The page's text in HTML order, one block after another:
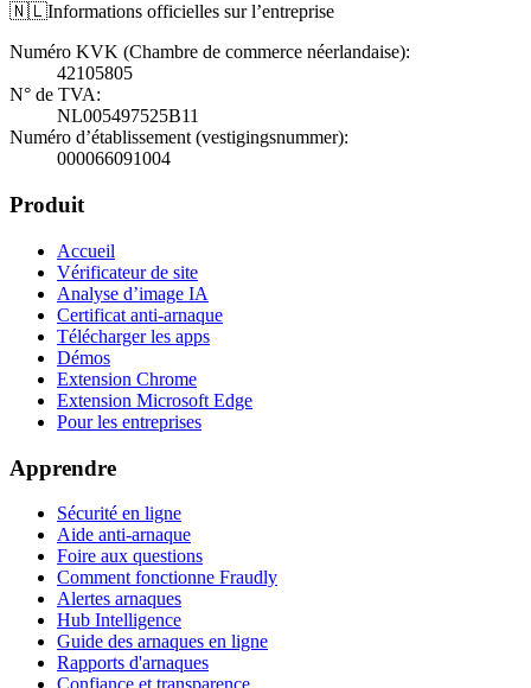
🇳🇱Informations officielles sur l’entreprise
Numéro KVK (Chambre de commerce néerlandaise):
42105805
N° de TVA:
NL005497525B11
Numéro d’établissement (vestigingsnummer):
000066091004
Produit
Accueil
Vérificateur de site
Analyse d’image IA
Certificat anti-arnaque
Télécharger les apps
Démos
Extension Chrome
Extension Microsoft Edge
Pour les entreprises
Apprendre
Sécurité en ligne
Aide anti-arnaque
Foire aux questions
Comment fonctionne Fraudly
Alertes arnaques
Hub Intelligence
Guide des arnaques en ligne
Rapports d'arnaques